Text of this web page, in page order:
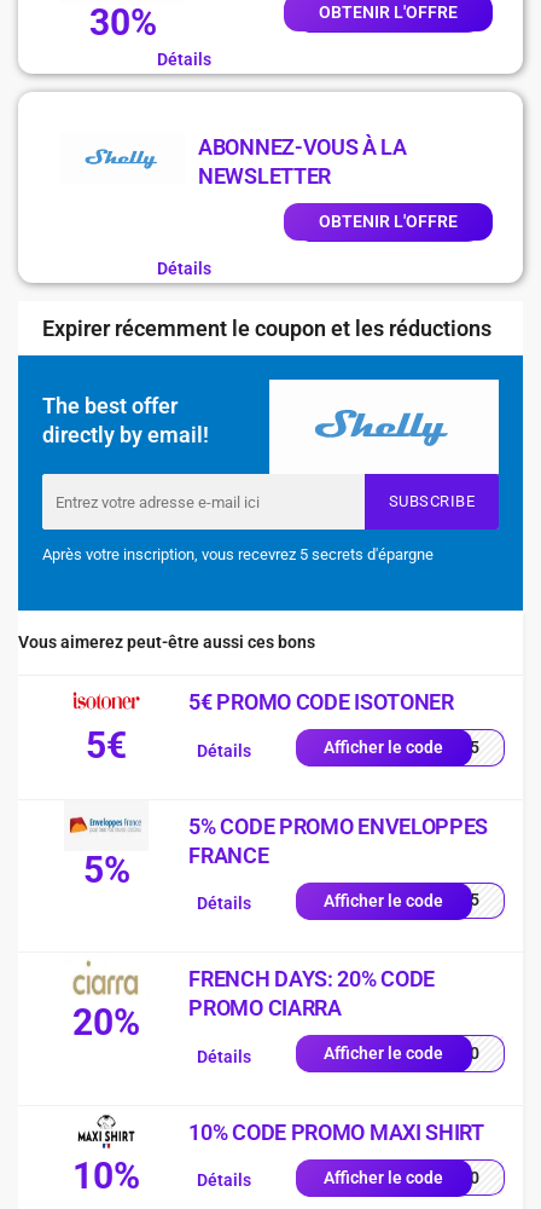
30% OBTENIR L'OFFRE
Détails
ABONNEZ-VOUS À LA
NEWSLETTER
OBTENIR L'OFFRE
Détails
Expirer récemment le coupon et les réductions
The best offer
directly by email!
SUBSCRIBE
Après votre inscription, vous recevrez 5 secrets d'épargne
Vous aimerez peut-être aussi ces bons
5€
5€ PROMO CODE ISOTONER
Afficher le code2605
Détails
5%
5% CODE PROMO ENVELOPPES
FRANCE
Afficher le codeRST5
Détails
20%
FRENCH DAYS: 20% CODE
PROMO CIARRA
Afficher le codeFD20
Détails
10%
10% CODE PROMO MAXI SHIRT
Afficher le codeME10
Détails